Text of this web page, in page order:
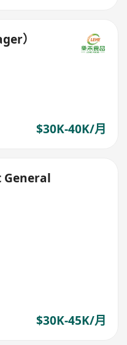
）
$30K-40K/月
General
$30K-45K/月